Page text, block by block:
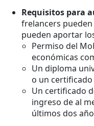
Requisitos para
frelancers pueden
pueden aportar
Permiso del
económicas
Un diploma
o un
Un certificado
ingreso de al
últimos dos